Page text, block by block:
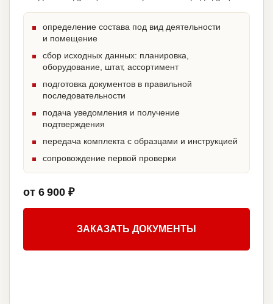
определение состава под вид деятельности
и помещение
сбор исходных данных: планировка,
оборудование, штат, ассортимент
подготовка документов в правильной
последовательности
подача уведомления и получение
подтверждения
передача комплекта с образцами и инструкцией
сопровождение первой проверки
от 6 900 ₽
ЗАКАЗАТЬ ДОКУМЕНТЫ